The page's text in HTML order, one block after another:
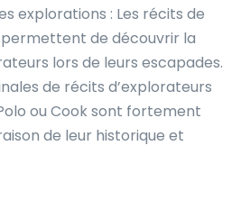
explorations : Les récits de
de découvrir la
lors de leurs escapades.
de récits d’explorateurs
ou Cook sont fortement
de leur historique et